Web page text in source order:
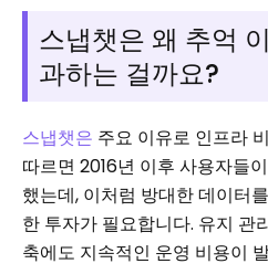
스냅챗은 왜 추억
과하는 걸까요?
스냅챗은 주요 이유로 인프라
따르면 2016년 이후 사용자들
했는데, 이처럼 방대한 데이터
한 투자가 필요합니다. 유지 관
축에도 지속적인 운영 비용이